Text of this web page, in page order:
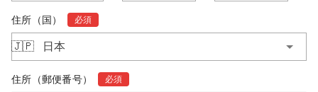
住所（国） 必須
🇯🇵 日本
住所（郵便番号） 必須